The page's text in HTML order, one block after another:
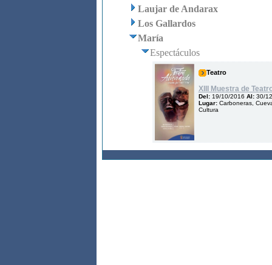
Laujar de Andarax
Los Gallardos
María
Espectáculos
Teatro
XIII Muestra de
Del: 19/10/2016 Al: 30/
Lugar: Carboneras,
Cultura